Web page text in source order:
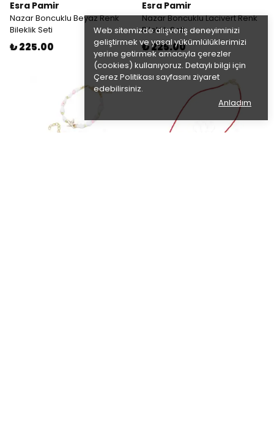
Web sitemizde alışveriş deneyiminizi
geliştirmek ve yasal yükümlülüklerimizi
yerine getirmek amacıyla çerezler
(cookies) kullanıyoruz. Detaylı bilgi için
Çerez Politikası sayfasını ziyaret
edebilirsiniz.
Anladım
Esra Pamir
Nazar Boncuklu Beyaz Renk
Bileklik Seti
₺ 225.00
Esra Pamir
Nazar Boncuklu Lacivert Renk
Bileklik Seti
₺ 225.00